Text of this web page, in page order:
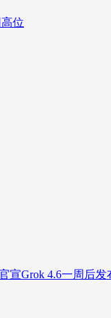
位
宣Grok 4.6一周后发